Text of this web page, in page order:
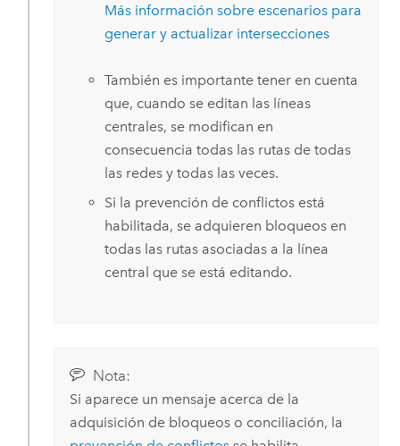
Más información sobre escenarios para
generar y actualizar intersecciones
También es importante tener en cuenta
que, cuando se editan las líneas
centrales, se modifican en
consecuencia todas las rutas de todas
las redes y todas las veces.
Si la prevención de conflictos está
habilitada, se adquieren bloqueos en
todas las rutas asociadas a la línea
central que se está editando.
Nota:
Si aparece un mensaje acerca de la
adquisición de bloqueos o conciliación, la